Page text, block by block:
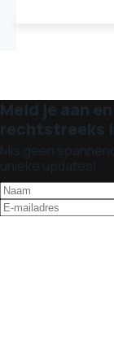
Meld je aan
rechtstreeks
Mis geen
unieke updates!